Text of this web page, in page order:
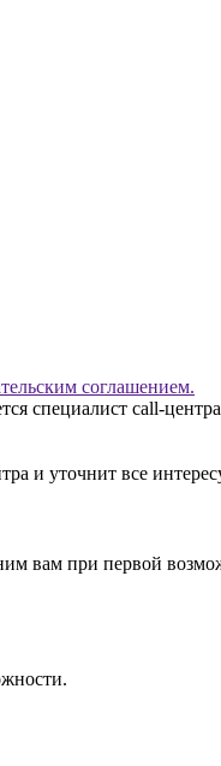
соглашением.
специалист call-
и уточнит все
вам при первой